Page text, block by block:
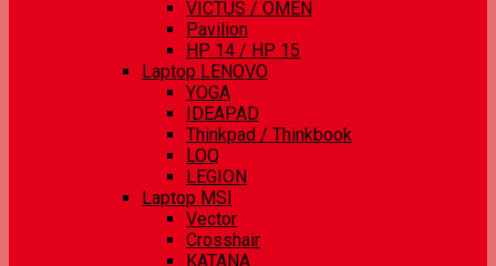
VICTUS / OMEN
Pavilion
HP 14 / HP 15
Laptop LENOVO
YOGA
IDEAPAD
Thinkpad / Thinkbook
LOQ
LEGION
Laptop MSI
Vector
Crosshair
KATANA